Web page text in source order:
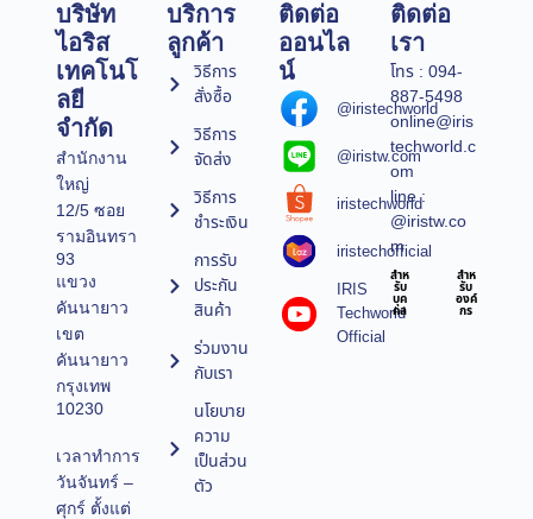
บริษัท
ไอริส
เทคโนโ
ลยี
จำกัด
สำนักงาน
ใหญ่
12/5 ซอย
รามอินทรา
93
แขวง
คันนายาว
เขต
คันนายาว
กรุงเทพ
10230
เวลาทำการ
วันจันทร์ –
ศุกร์ ตั้งแต่
บริการ
ลูกค้า
วิธีการ
สั่งซื้อ
วิธีการ
จัดส่ง
วิธีการ
ชำระเงิน
การรับ
ประกัน
สินค้า
ร่วมงาน
กับเรา
นโยบาย
ความ
เป็นส่วน
ตัว
ติดต่อ
ออนไล
น์
@iristechworld
@iristw.com
iristechworld
iristechofficial
IRIS
Techworld
Official
ติดต่อ
เรา
โทร : 094-
887-5498
online@iris
techworld.c
om
line :
@iristw.co
m
สำห
รับ
บุค
คล
สำห
รับ
องค์
กร